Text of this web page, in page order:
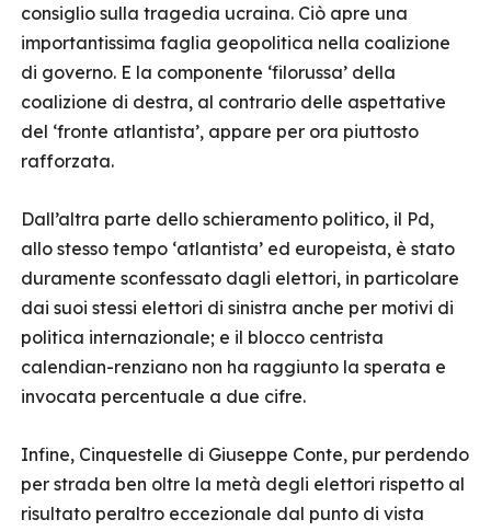
consiglio sulla tragedia ucraina. Ciò apre una
importantissima faglia geopolitica nella coalizione
di governo. E la componente ‘filorussa’ della
coalizione di destra, al contrario delle aspettative
del ‘fronte atlantista’, appare per ora piuttosto
rafforzata.
Dall’altra parte dello schieramento politico, il Pd,
allo stesso tempo ‘atlantista’ ed europeista, è stato
duramente sconfessato dagli elettori, in particolare
dai suoi stessi elettori di sinistra anche per motivi di
politica internazionale; e il blocco centrista
calendian-renziano non ha raggiunto la sperata e
invocata percentuale a due cifre.
Infine, Cinquestelle di Giuseppe Conte, pur perdendo
per strada ben oltre la metà degli elettori rispetto al
risultato peraltro eccezionale dal punto di vista